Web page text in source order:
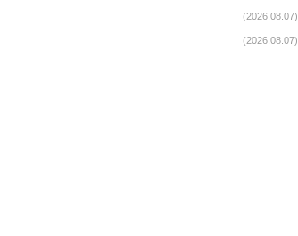
(2026.08.07)
(2026.08.07)